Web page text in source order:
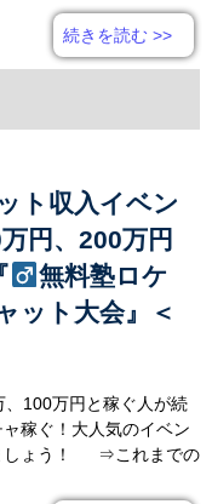
続きを読む >>
ト収入イベン
円、200万円
無料塾ロケ
ット大会』＜
100万円と稼ぐ人が続
稼ぐ！大人気のイベン
しょう！ ⇒これまでの